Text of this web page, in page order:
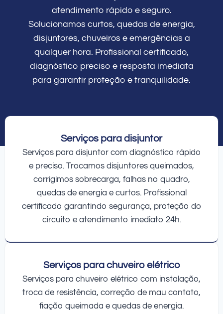
atendimento rápido e seguro.
Solucionamos curtos, quedas de energia,
disjuntores, chuveiros e emergências a
qualquer hora. Profissional certificado,
diagnóstico preciso e resposta imediata
para garantir proteção e tranquilidade.
Serviços para disjuntor
Serviços para disjuntor com diagnóstico rápido
e preciso. Trocamos disjuntores queimados,
corrigimos sobrecarga, falhas no quadro,
quedas de energia e curtos. Profissional
certificado garantindo segurança, proteção do
circuito e atendimento imediato 24h.
Serviços para chuveiro elétrico
Serviços para chuveiro elétrico com instalação,
troca de resistência, correção de mau contato,
fiação queimada e quedas de energia.